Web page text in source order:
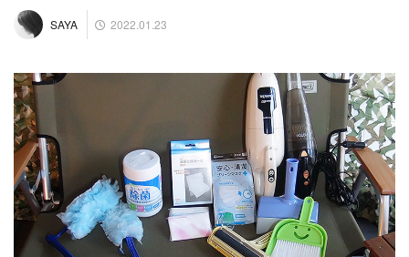
SAYA 2022.01.23